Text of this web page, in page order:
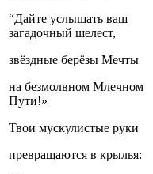
“Дайте услышать ваш
загадочный шелест,
звёздные берёзы Мечты
на безмолвном Млечном
Пути!»
Твои мускулистые руки
превращаются в крылья: